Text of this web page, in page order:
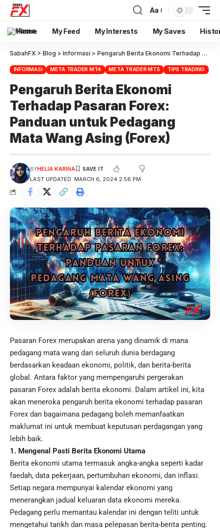
Aa
Home My Feed My Interests My Saves
SabahFX > Blog > Informasi > Pengaruh Berita Ekonomi Terhadap Pasaran Forex: Panduan untuk Pedagang Mata Wang Asing (Forex)
INFORMASI META TRADER MT4 META TRADER MT5 TIPS TRADING
Pengaruh Berita Ekonomi
Terhadap Pasaran Forex:
Panduan untuk Pedagang
Mata Wang Asing (Forex)
LAST UPDATED: MARCH 6, 2024 2:58 PM
BYHELIA KARINA
Pasaran Forex merupakan arena yang dinamik di mana
pedagang mata wang dari seluruh dunia berdagang
berdasarkan keadaan ekonomi, politik, dan berita-berita
global. Antara faktor yang mempengaruhi pergerakan
pasaran Forex adalah berita ekonomi. Dalam artikel ini, kita
akan meneroka pengaruh berita ekonomi terhadap pasaran
Forex dan bagaimana pedagang boleh memanfaatkan
maklumat ini untuk membuat keputusan perdagangan yang
lebih baik.
1. Mengenal Pasti Berita Ekonomi Utama
Berita ekonomi utama termasuk angka-angka seperti kadar
faedah, data pekerjaan, pertumbuhan ekonomi, dan inflasi.
Setiap negara mempunyai kalendar ekonomi yang
menerangkan jadual keluaran data ekonomi mereka.
Pedagang perlu memantau kalendar ini dengan teliti untuk
mengetahui tarikh dan masa pelepasan berita-berita penting.